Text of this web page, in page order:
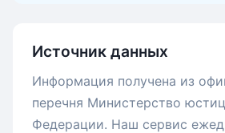
Источник данных
Информация получена из
перечня Министерство
Федерации. Наш сервис